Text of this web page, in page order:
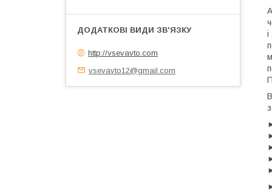
http://vsevavto.com
vsevavto12@gmail.com